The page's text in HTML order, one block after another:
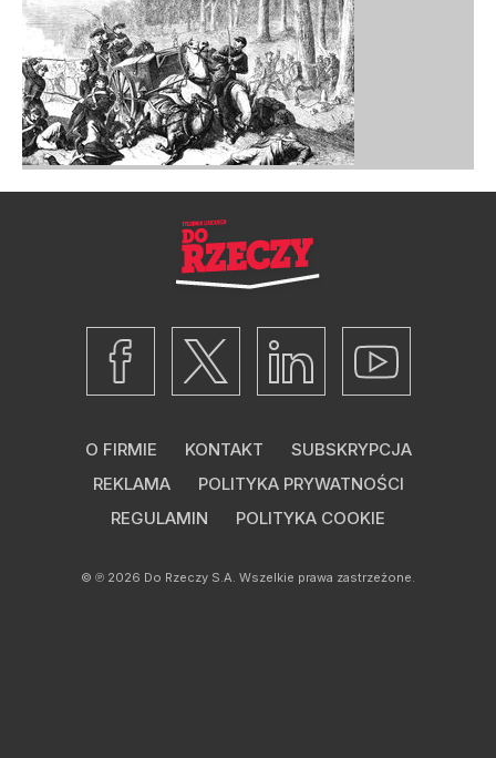
O FIRMIE KONTAKT
SUBSKRYPCJA
REKLAMA
POLITYKA PRYWATNOŚCI
REGULAMIN
POLITYKA COOKIE
© ℗ 2026 Do Rzeczy S.A. Wszelkie prawa zastrzeżone.